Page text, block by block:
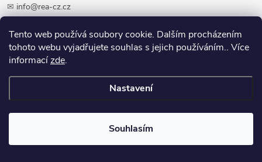
Tento web používá soubory cookie. Dalším procházením
tohoto webu vyjadřujete souhlas s jejich používáním.. Více
informacízde.
Nastavení
Souhlasím
✉ info@rea-cz.cz
Copyright 2026
cookies